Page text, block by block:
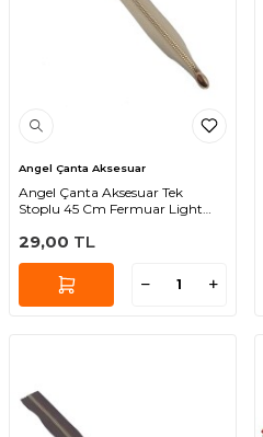
Angel Çanta Aksesuar
Angel Çanta Aksesuar Tek
Stoplu 45 Cm Fermuar Light
29,00 TL